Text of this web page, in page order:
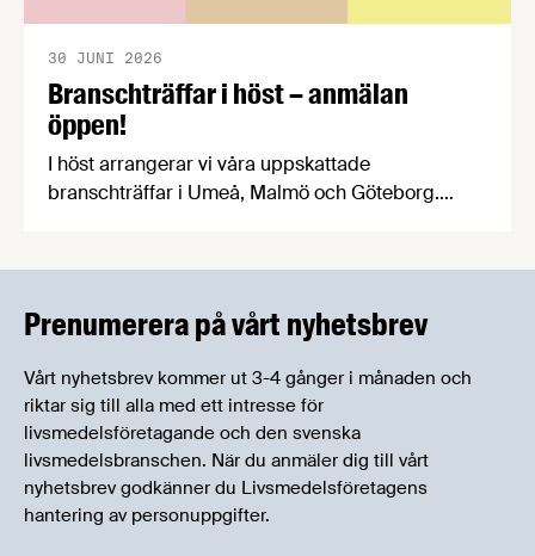
Branschträffar i höst – anmälan
öppen!
30 JUNI 2026
I höst arrangerar vi våra uppskattade
branschträffar i Umeå, Malmö och Göteborg.
Prenumerera på vårt nyhetsbrev
Vårt nyhetsbrev kommer ut 3-4 gånger i månaden och
riktar sig till alla med ett intresse för
livsmedelsföretagande och den svenska
livsmedelsbranschen. När du anmäler dig till vårt
nyhetsbrev godkänner du Livsmedelsföretagens
hantering av personuppgifter.